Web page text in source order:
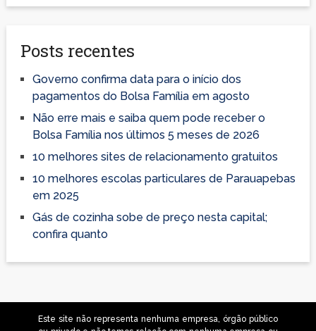
Posts recentes
Governo confirma data para o início dos
pagamentos do Bolsa Família em agosto
Não erre mais e saiba quem pode receber o
Bolsa Família nos últimos 5 meses de 2026
10 melhores sites de relacionamento gratuitos
10 melhores escolas particulares de Parauapebas
em 2025
Gás de cozinha sobe de preço nesta capital;
confira quanto
Este site não representa nenhuma empresa, órgão público